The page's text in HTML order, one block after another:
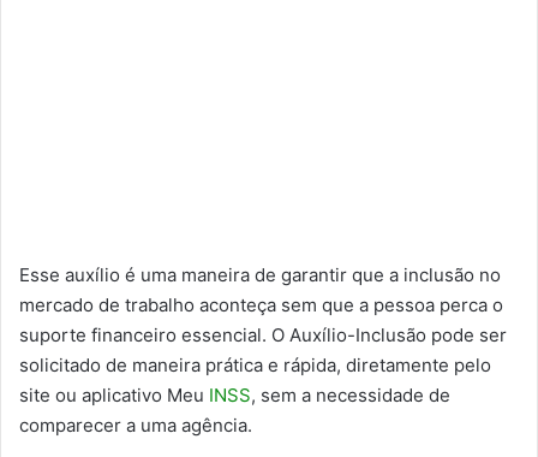
Esse auxílio é uma maneira de garantir que a inclusão no
mercado de trabalho aconteça sem que a pessoa perca o
suporte financeiro essencial. O Auxílio-Inclusão pode ser
solicitado de maneira prática e rápida, diretamente pelo
site ou aplicativo Meu INSS, sem a necessidade de
comparecer a uma agência.